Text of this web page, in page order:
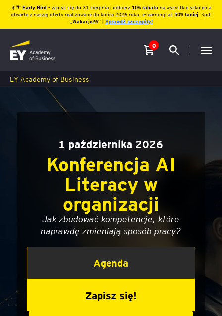
☀️🌴 Early Bird – zapisz się do 31 sierpnia i odbierz10% rabatu na wszystkie szkolenia
otwarte z naszej oferty realizowane do końca 2026 roku, e-learningi aż 50% taniej. Kod:
Wakacje26″ | Sprawdź szczegóły!
0
EY Academy of Business
1 października 2026
Konferencja AI
Literacy w
organizacji
Jak zbudować kompetencje, które
naprawdę zmieniają sposób pracy?
Agenda
Zapisz się!